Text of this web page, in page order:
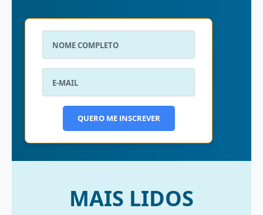
QUERO ME INSCREVER
MAIS LIDOS